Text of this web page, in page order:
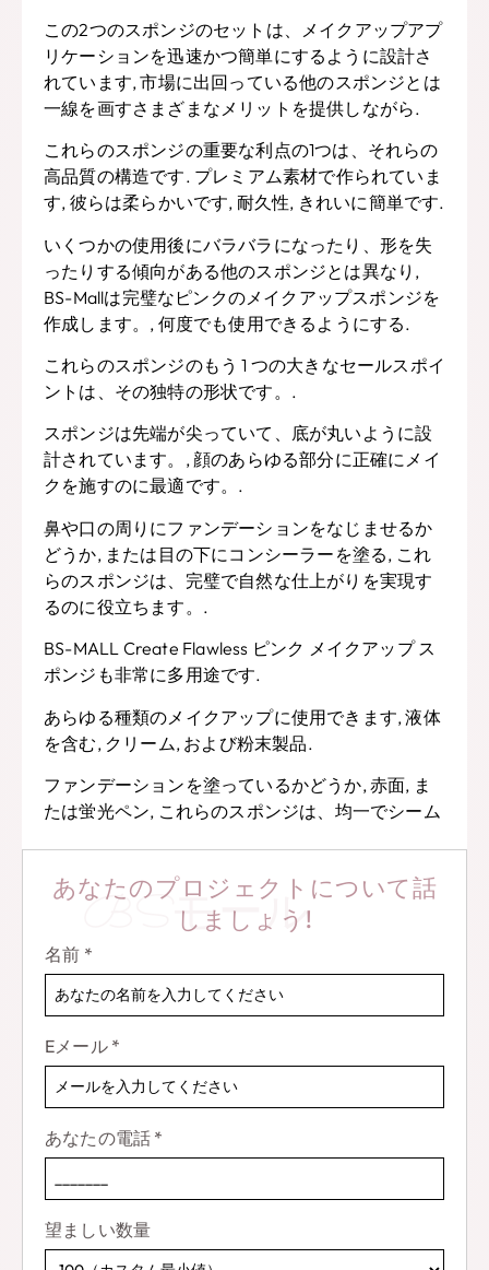
あなたのプロジェクトについて話
しましょう!
BSモール
名前 *
Eメール *
あなたの電話 *
望ましい数量
この2つのスポンジのセットは、メイクアップアプ
リケーションを迅速かつ簡単にするように設計さ
れています, 市場に出回っている他のスポンジとは
一線を画すさまざまなメリットを提供しながら.
これらのスポンジの重要な利点の1つは、それらの
高品質の構造です. プレミアム素材で作られていま
す, 彼らは柔らかいです, 耐久性, きれいに簡単です.
いくつかの使用後にバラバラになったり、形を失
ったりする傾向がある他のスポンジとは異なり,
BS-Mallは完璧なピンクのメイクアップスポンジを
作成します。, 何度でも使用できるようにする.
これらのスポンジのもう 1 つの大きなセールスポイ
ントは、その独特の形状です。.
スポンジは先端が尖っていて、底が丸いように設
計されています。, 顔のあらゆる部分に正確にメイ
クを施すのに最適です。.
鼻や口の周りにファンデーションをなじませるか
どうか, または目の下にコンシーラーを塗る, これ
らのスポンジは、完璧で自然な仕上がりを実現す
るのに役立ちます。.
BS-MALL Create Flawless ピンク メイクアップ ス
ポンジも非常に多用途です.
あらゆる種類のメイクアップに使用できます, 液体
を含む, クリーム, および粉末製品.
ファンデーションを塗っているかどうか, 赤面, ま
たは蛍光ペン, これらのスポンジは、均一でシーム
全体, BS-MALL Create Flawless ピンク メイクアッ
プ スポンジは、完璧なメイクアップを目指す人に
とっての必需品です。.
高品質な構造により、, 独特の形状, および汎用性,
これらのスポンジはあなたのメイクアップルーチ
では、なぜ待つのか? 今すぐセットを注文して、そ
の違いをご自身で体験してください!